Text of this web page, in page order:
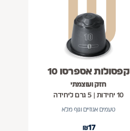
100% ערביקה
עוצמת הקפה חלש is not selectable
קפסולות אספרסו 10
חזק ועוצמתי
10 יחידות | 5 גרם ליחידה
טעמים אגוזיים וגוף מלא
17
₪